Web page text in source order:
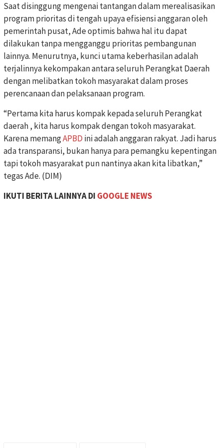
Saat disinggung mengenai tantangan dalam merealisasikan
program prioritas di tengah upaya efisiensi anggaran oleh
pemerintah pusat, Ade optimis bahwa hal itu dapat
dilakukan tanpa mengganggu prioritas pembangunan
lainnya. Menurutnya, kunci utama keberhasilan adalah
terjalinnya kekompakan antara seluruh Perangkat Daerah
dengan melibatkan tokoh masyarakat dalam proses
perencanaan dan pelaksanaan program.
“Pertama kita harus kompak kepada seluruh Perangkat
daerah , kita harus kompak dengan tokoh masyarakat.
Karena memangAPBD ini adalah anggaran rakyat. Jadi harus
ada transparansi, bukan hanya para pemangku kepentingan
tapi tokoh masyarakat pun nantinya akan kita libatkan,”
tegas Ade. (DIM)
IKUTI BERITA LAINNYA DI GOOGLE NEWS